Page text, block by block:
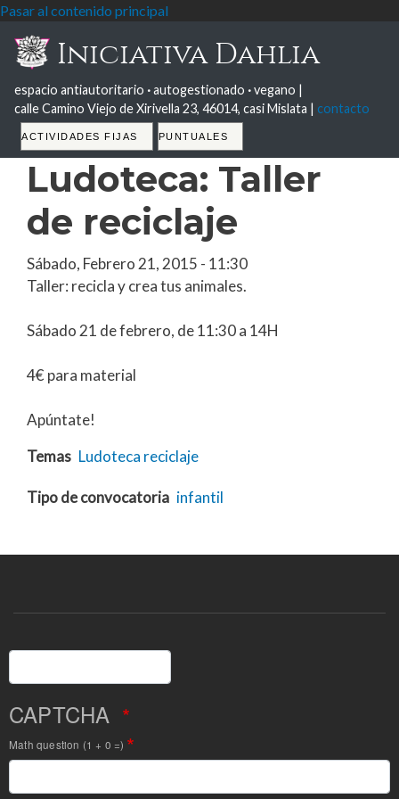
Pasar al contenido principal
Iniciativa Dahlia
espacio antiautoritario ·autogestionado ·vegano |
calle Camino Viejo de Xirivella 23, 46014, casi Mislata | contacto
Tabs
ACTIVIDADES FIJAS PUNTUALES
Ludoteca: Taller
de reciclaje
Sábado, Febrero 21, 2015 - 11:30
Taller: recicla y crea tus animales.
Sábado 21 de febrero, de 11:30 a 14H
4€ para material
Apúntate!
Temas Ludoteca reciclaje
Tipo de convocatoria infantil
Buscar
CAPTCHA
Math question (1 + 0 =)